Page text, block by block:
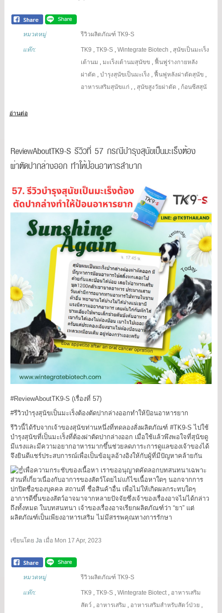
หมวดหมู่ รีวิวผลิตภัณฑ์ TK9-S
แท๊ก: TK9 ,TK9-S ,Wintegrate Biotech , สุนัขเป็นมะเร็ง
เต้านม ,มะเร็งเต้านมสุนัขข ,ฟื้นฟูร่างกายหลัง
ผ่าตัด ,บำรุงสุนัขเป็นมะเร็ง ,ฟื้นฟูหลังผ่าตัดสุนัข ,
อาหารเสริมสุนัขแก่ , , สุนัขสูงวัยผ่าตัด , ก้อนซีสสุนั
อ่านต่อ
ReviewAboutTK9-S รีวิวที่ 57 กรณีบำรุงสุนัขเป็นมะเร็งต้อง
ผ่าตัดปากล่างออก ทำให้ป้อนอาหารลำบาก
#ReviewAboutTK9-S (เรื่องที่ 57)
#รีวิวบำรุงสุนัขเป็นมะเร็งต้องตัดปากล่างออกทำให้ป้อนอาหารยาก
รีวิวนี้ได้รับจากเจ้าของสุนัขท่านหนึ่งที่ทดลองสั่งผลิตภัณฑ์ #TK9-S ไปใช้
บำรุงสุนัขที่เป็นมะเร็งที่ต้องผ่าตัดปากล่างออก เมื่อใช้แล้วพึงพอใจที่สุนัขดู
มีแรงและมีความอยากอาหารมากขึ้นช่วยลดภาระการดูแลของเจ้าของได้
จึงยินดีแชร์ประสบการณ์เพื่อเป็นข้อมูลอ้างอิงให้กับผู้ที่มีปัญหาคล้ายกัน
เพื่อความกระชับของเนื้อหา เราขออนุญาตคัดลอกบทสนทนาเฉพาะ
ส่วนที่เกี่ยวเนื่องกับอาการของสัตว์โดยไม่แก้ไขเนื้อหาใดๆ นอกจากการ
ปกปิดชื่อของบุคคล สถานที่ ชื่อสินค้าอื่น เพื่อไม่ให้เกิดผลกระทบใดๆ
อาการดีขึ้นของสัตว์อาจมาจากหลายปัจจัยซึ่งเจ้าของเรื่องอาจไม่ได้กล่าว
ถึงทั้งหมด ในบทสนทนา เจ้าของเรื่องอาจเรียกผลิตภัณฑ์ว่า “ยา” แต่
ผลิตภัณฑ์เป็นเพียงอาหารเสริม ไม่มีสรรพคุณทางการรักษา
เขียนโดย Jaเมื่อ Mon 17 Apr, 2023
หมวดหมู่ รีวิวผลิตภัณฑ์ TK9-S
แท๊ก: TK9 ,TK9-S ,Wintegrate Biotect, อาหารเสริม
สัตว์ , อาหารเสริม , อาหารเสริมสำหรับสัตว์ป่วย ,